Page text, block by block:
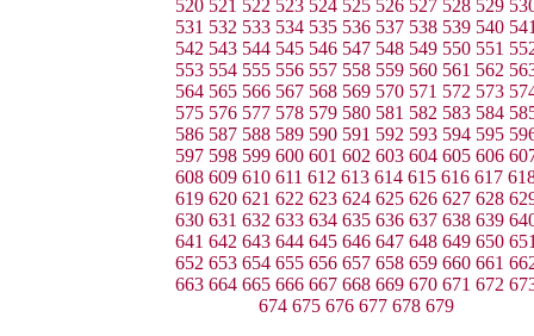
520 521 522 523 524 525 526 527 528 529
531 532 533 534 535 536 537 538 539 540
542 543 544 545 546 547 548 549 550 551
553 554 555 556 557 558 559 560 561 562
564 565 566 567 568 569 570 571 572 573
575 576 577 578 579 580 581 582 583 584
586 587 588 589 590 591 592 593 594 595
597 598 599 600 601 602 603 604 605 606
608 609 610 611 612 613 614 615 616 617
619 620 621 622 623 624 625 626 627 628
630 631 632 633 634 635 636 637 638 639
641 642 643 644 645 646 647 648 649 650
652 653 654 655 656 657 658 659 660 661
663 664 665 666 667 668 669 670 671 672
674 675 676 677 678 679